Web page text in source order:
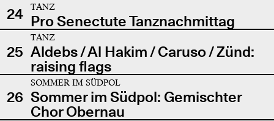
24
TANZ
Pro Senectute Tanznachmittag
25
TANZ
Aldebs / Al Hakim / Caruso / Zünd:
raising flags
26
SOMMER IM SÜDPOL
Sommer im Südpol: Gemischter
Chor Obernau